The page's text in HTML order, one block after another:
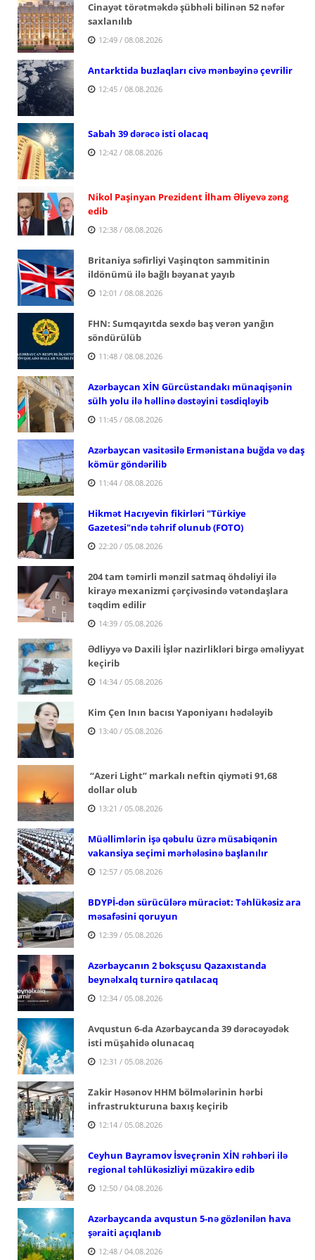
Cinayət törətməkdə şübhəli bilinən 52 nəfər
saxlanılıb
12:49 / 08.08.2026
Antarktida buzlaqları civə mənbəyinə çevrilir
12:45 / 08.08.2026
Sabah 39 dərəcə isti olacaq
12:42 / 08.08.2026
Nikol Paşinyan Prezident İlham Əliyevə zəng
edib
12:38 / 08.08.2026
Britaniya səfirliyi Vaşinqton sammitinin
ildönümü ilə bağlı bəyanat yayıb
12:01 / 08.08.2026
FHN: Sumqayıtda sexdə baş verən yanğın
söndürülüb
11:48 / 08.08.2026
Azərbaycan XİN Gürcüstandakı münaqişənin
sülh yolu ilə həllinə dəstəyini təsdiqləyib
11:45 / 08.08.2026
Azərbaycan vasitəsilə Ermənistana buğda və daş
kömür göndərilib
11:44 / 08.08.2026
Hikmət Hacıyevin fikirləri "Türkiye
Gazetesi"ndə təhrif olunub (FOTO)
22:20 / 05.08.2026
204 tam təmirli mənzil satmaq öhdəliyi ilə
kirayə mexanizmi çərçivəsində vətəndaşlara
təqdim edilir
14:39 / 05.08.2026
Ədliyyə və Daxili İşlər nazirlikləri birgə əməliyyat
keçirib
14:34 / 05.08.2026
Kim Çen Inın bacısı Yaponiyanı hədələyib
13:40 / 05.08.2026
“Azeri Light” markalı neftin qiyməti 91,68
dollar olub
13:21 / 05.08.2026
Müəllimlərin işə qəbulu üzrə müsabiqənin
vakansiya seçimi mərhələsinə başlanılır
12:57 / 05.08.2026
BDYPİ-dən sürücülərə müraciət: Təhlükəsiz ara
məsafəsini qoruyun
12:39 / 05.08.2026
Azərbaycanın 2 boksçusu Qazaxıstanda
beynəlxalq turnirə qatılacaq
12:34 / 05.08.2026
Avqustun 6-da Azərbaycanda 39 dərəcəyədək
isti müşahidə olunacaq
12:31 / 05.08.2026
Zakir Həsənov HHM bölmələrinin hərbi
infrastrukturuna baxış keçirib
12:14 / 05.08.2026
Ceyhun Bayramov İsveçrənin XİN rəhbəri ilə
regional təhlükəsizliyi müzakirə edib
12:50 / 04.08.2026
Azərbaycanda avqustun 5-nə gözlənilən hava
şəraiti açıqlanıb
12:48 / 04.08.2026